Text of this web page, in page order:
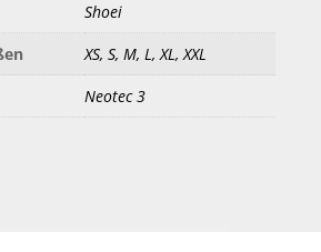
Shoei
XS, S, M, L, XL, XXL
Neotec 3